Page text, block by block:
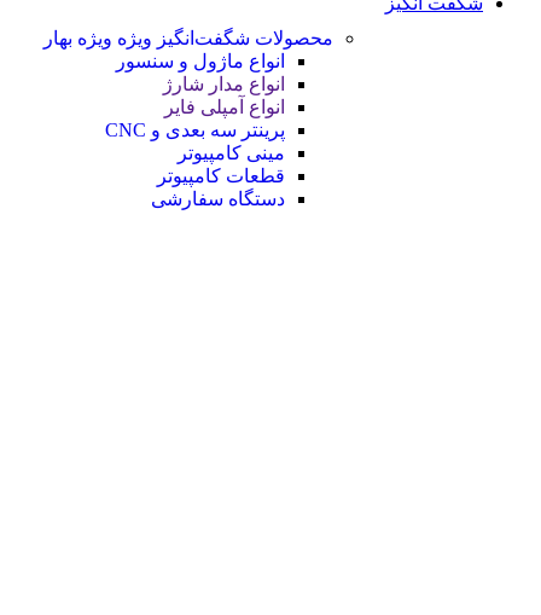
محصولات شگفت‌انگیز ویژه ویژه بهار
انواع ماژول و سنسور
انواع مدار شارژ
انواع آمپلی فایر
پرینتر سه بعدی و CNC
مینی کامپیوتر
قطعات کامپیوتر
دستگاه سفارشی